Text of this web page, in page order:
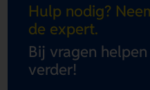
Hulp nodig?
de expert.
Bij vragen
verder!